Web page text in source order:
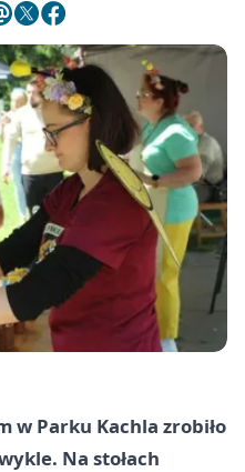
w Parku Kachla zrobiło
Na stołach